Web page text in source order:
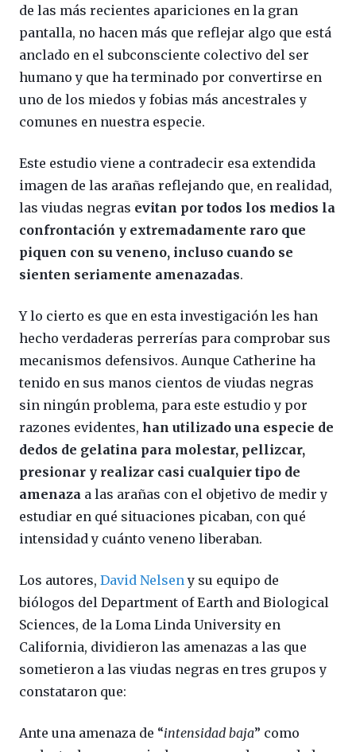
de las más recientes apariciones en la gran
pantalla, no hacen más que reflejar algo que está
anclado en el subconsciente colectivo del ser
humano y que ha terminado por convertirse en
uno de los miedos y fobias más ancestrales y
comunes en nuestra especie.
Este estudio viene a contradecir esa extendida
imagen de las arañas reflejando que, en realidad,
las viudas negras evitan por todos los medios la
confrontación y extremadamente raro que
piquen con su veneno, incluso cuando se
sienten seriamente amenazadas.
Y lo cierto es que en esta investigación les han
hecho verdaderas perrerías para comprobar sus
mecanismos defensivos. Aunque Catherine ha
tenido en sus manos cientos de viudas negras
sin ningún problema, para este estudio y por
razones evidentes, han utilizado una especie de
dedos de gelatina para molestar, pellizcar,
presionar y realizar casi cualquier tipo de
amenaza a las arañas con el objetivo de medir y
estudiar en qué situaciones picaban, con qué
intensidad y cuánto veneno liberaban.
Los autores, David Nelsen y su equipo de
biólogos del Department of Earth and Biological
Sciences, de la Loma Linda University en
California, dividieron las amenazas a las que
sometieron a las viudas negras en tres grupos y
constataron que:
Ante una amenaza de “intensidad baja” como